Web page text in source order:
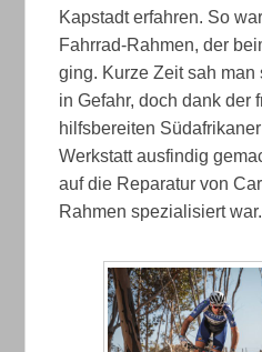
Kapstadt erfahren. So
Fahrrad-Rahmen, der
ging. Kurze Zeit sah
in Gefahr, doch dank der
hilfsbereiten
Werkstatt ausfindig
auf die Reparatur von
Rahmen spezialisiert war.